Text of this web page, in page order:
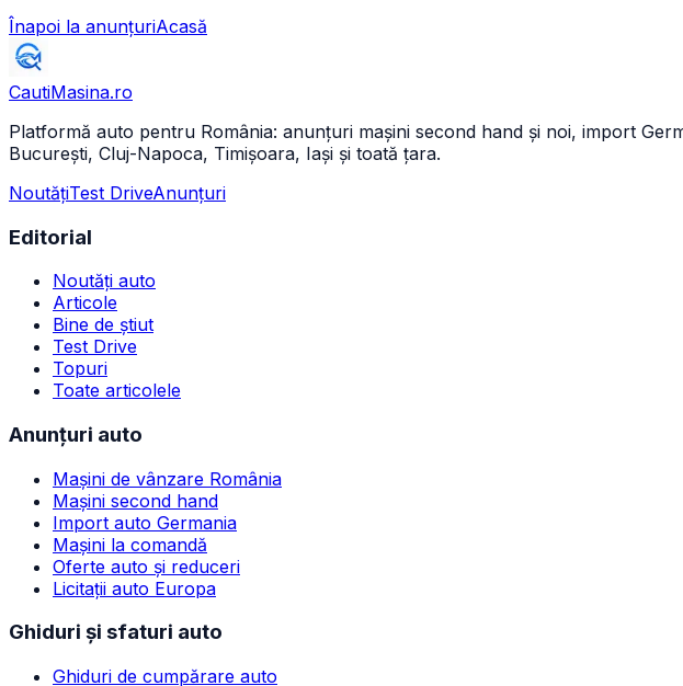
Înapoi la anunțuriAcasă
CautiMasina.ro
Platformă auto pentru România: anunțuri mașini second hand și noi, import
București, Cluj-Napoca, Timișoara, Iași și toată țara.
NoutățiTest DriveAnunțuri
Editorial
Noutăți auto
Articole
Bine de știut
Test Drive
Topuri
Toate articolele
Anunțuri auto
Mașini de vânzare România
Mașini second hand
Import auto Germania
Mașini la comandă
Oferte auto și reduceri
Licitații auto Europa
Ghiduri și sfaturi auto
Ghiduri de cumpărare auto